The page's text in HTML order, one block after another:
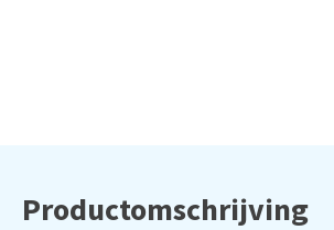
Productomschrijving